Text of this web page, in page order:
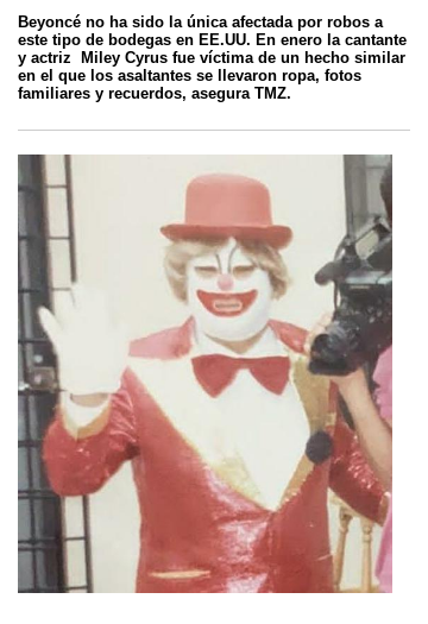
Beyoncé no ha sido la única afectada por robos a
este tipo de bodegas en EE.UU. En enero la cantante
y actriz Miley Cyrus fue víctima de un hecho similar
en el que los asaltantes se llevaron ropa, fotos
familiares y recuerdos, asegura TMZ.